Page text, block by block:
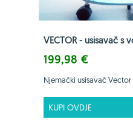
VECTOR - usisavač s
199,98 €
Njemački usisavač
KUPI OVDJE